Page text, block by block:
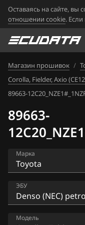
Оставаясь на сайте, вы
отношении cookie.
Магазин прошивок /
Corolla, Fielder, Axio
89663-
89663-
Марка
Acura
Alfa Romeo
ЭБУ
Bosch M7.9.x
Модель